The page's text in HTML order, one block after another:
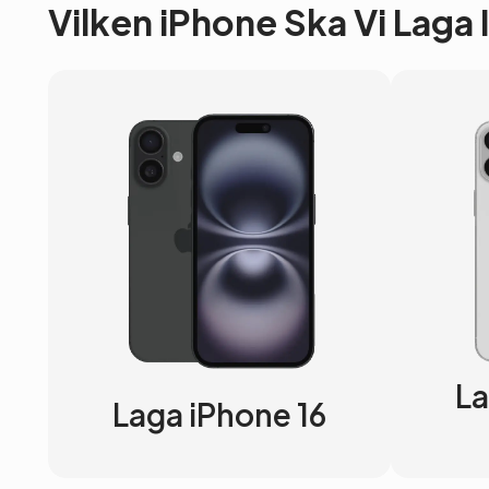
Vilken iPhone Ska Vi Laga
Laga iPhone 16